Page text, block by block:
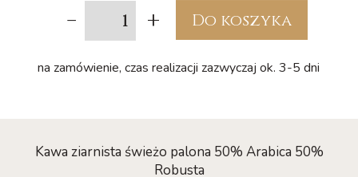
- + Do koszyka
na zamówienie, czas realizacji zazwyczaj ok. 3-5 dni
Kawa ziarnista świeżo palona 50% Arabica 50%
Robusta